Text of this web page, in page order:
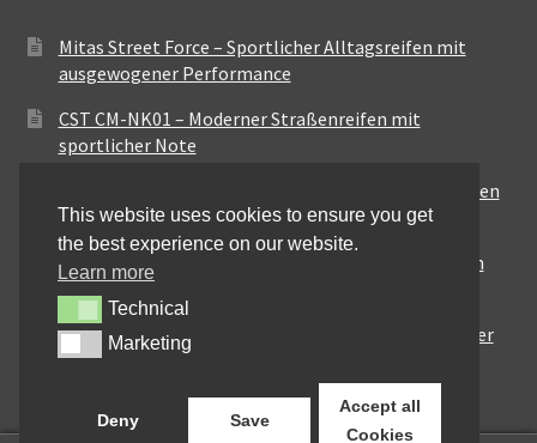
Mitas Street Force – Sportlicher Alltagsreifen mit
ausgewogener Performance
CST CM-NK01 – Moderner Straßenreifen mit
sportlicher Note
Maxxis MA-ST3 – Ausgewogener Sport-Touring-Reifen
für vielseitige Einsätze
Pirelli City Demon – Zuverlässigkeit für den urbanen
Alltag
Metzeler Perfect ME77 – Klassische Optik mit solider
Straßenperformance
This website uses cookies to ensure you get
the best experience on our website.
Learn more
TechnicalTechnical
MarketingMarketing
Deny Save
Accept all
Cookies